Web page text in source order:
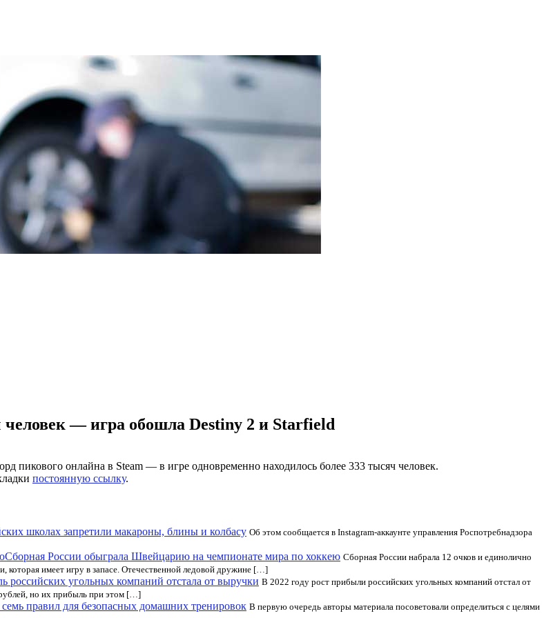
— игра обошла Destiny 2 и Starfield
пикового онлайна в Steam — в игре одновременно находилось более 333 тысяч человек.
постоянную ссылку.
школах запретили макароны, блины и колбасу Об этом сообщается в Instagram-аккаунте управления Роспотребнадзора
Сборная России обыграла Швейцарию на чемпионате мира по хоккею Сборная России набрала 12 очков и единолично
которая имеет игру в запасе. Отечественной ледовой дружине […]
российских угольных компаний отстала от выручки В 2022 году рост прибыли российских угольных компаний отстал от
но их прибыль при этом […]
правил для безопасных домашних тренировок В первую очередь авторы материала посоветовали определиться с целями